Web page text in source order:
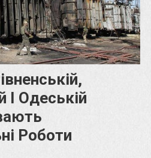
І Одеській
Роботи